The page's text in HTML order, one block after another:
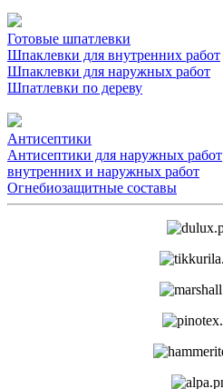
Готовые шпатлевки
Шпаклевки для внутренних работ
Шпаклевки для наружных работ
Шпатлевки по дереву
Антисептики
Антисептики для наружных работ
внутренних и наружных работ
Огнебиозащитные составы